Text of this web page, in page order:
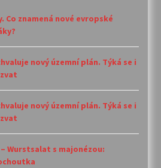
Co znamená nové evropské
nový územní plán. Týká se i
nový územní plán. Týká se i
Wurstsalat s majonézou: